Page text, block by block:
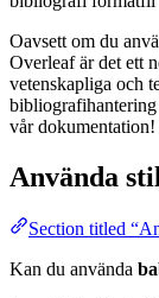
Oavsett om du
Overleaf är det ett
vetenskapliga och
vår dokumentation!
Använda
Section titled
Kan du använda